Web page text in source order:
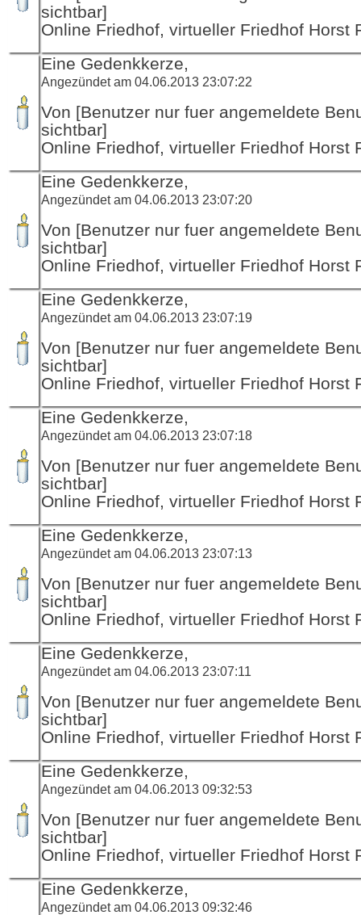
sichtbar]
Online Friedhof, virtueller Friedhof Horst
Eine Gedenkkerze,
Angezündet am 04.06.2013 23:07:22
Von [Benutzer nur fuer angemeldete
sichtbar]
Online Friedhof, virtueller Friedhof Horst
Eine Gedenkkerze,
Angezündet am 04.06.2013 23:07:20
Von [Benutzer nur fuer angemeldete
sichtbar]
Online Friedhof, virtueller Friedhof Horst
Eine Gedenkkerze,
Angezündet am 04.06.2013 23:07:19
Von [Benutzer nur fuer angemeldete
sichtbar]
Online Friedhof, virtueller Friedhof Horst
Eine Gedenkkerze,
Angezündet am 04.06.2013 23:07:18
Von [Benutzer nur fuer angemeldete
sichtbar]
Online Friedhof, virtueller Friedhof Horst
Eine Gedenkkerze,
Angezündet am 04.06.2013 23:07:13
Von [Benutzer nur fuer angemeldete
sichtbar]
Online Friedhof, virtueller Friedhof Horst
Eine Gedenkkerze,
Angezündet am 04.06.2013 23:07:11
Von [Benutzer nur fuer angemeldete
sichtbar]
Online Friedhof, virtueller Friedhof Horst
Eine Gedenkkerze,
Angezündet am 04.06.2013 09:32:53
Von [Benutzer nur fuer angemeldete
sichtbar]
Online Friedhof, virtueller Friedhof Horst
Eine Gedenkkerze,
Angezündet am 04.06.2013 09:32:46